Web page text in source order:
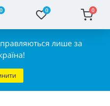
0 0 0
лише за